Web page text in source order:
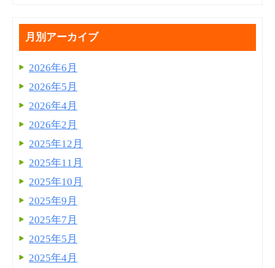
月別アーカイブ
2026年6月
2026年5月
2026年4月
2026年2月
2025年12月
2025年11月
2025年10月
2025年9月
2025年7月
2025年5月
2025年4月